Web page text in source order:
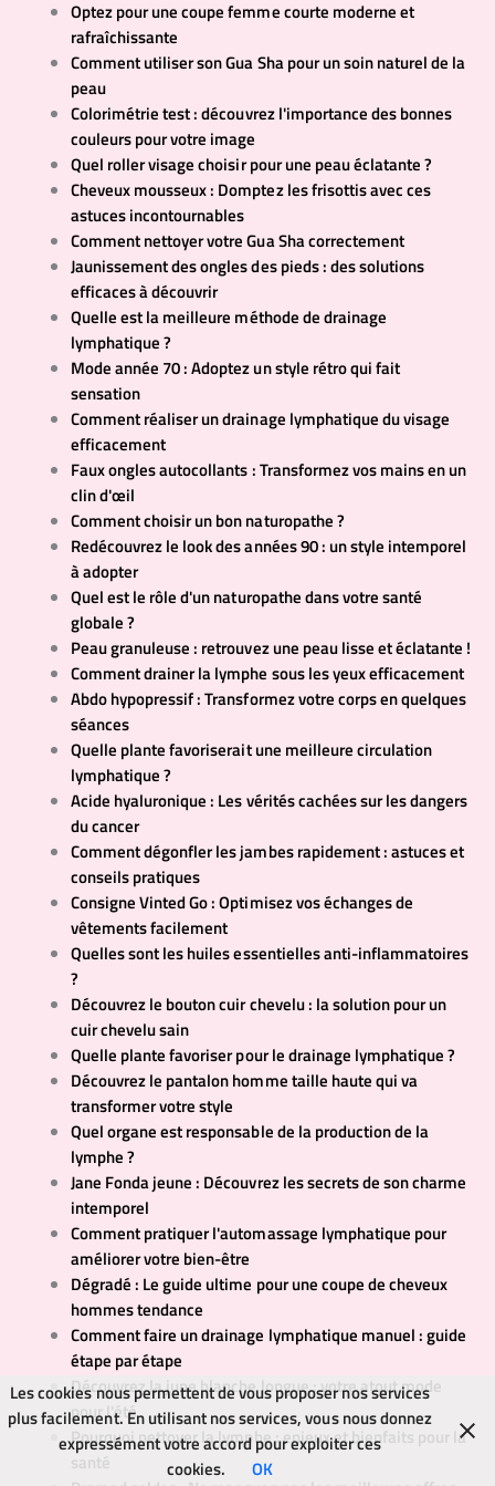
Optez pour une coupe femme courte moderne et
rafraîchissante
Comment utiliser son Gua Sha pour un soin naturel de la
peau
Colorimétrie test : découvrez l'importance des bonnes
couleurs pour votre image
Quel roller visage choisir pour une peau éclatante ?
Cheveux mousseux : Domptez les frisottis avec ces
astuces incontournables
Comment nettoyer votre Gua Sha correctement
Jaunissement des ongles des pieds : des solutions
efficaces à découvrir
Quelle est la meilleure méthode de drainage
lymphatique ?
Mode année 70 : Adoptez un style rétro qui fait
sensation
Comment réaliser un drainage lymphatique du visage
efficacement
Faux ongles autocollants : Transformez vos mains en un
clin d'œil
Comment choisir un bon naturopathe ?
Redécouvrez le look des années 90 : un style intemporel
à adopter
Quel est le rôle d'un naturopathe dans votre santé
globale ?
Peau granuleuse : retrouvez une peau lisse et éclatante !
Comment drainer la lymphe sous les yeux efficacement
Abdo hypopressif : Transformez votre corps en quelques
séances
Quelle plante favoriserait une meilleure circulation
lymphatique ?
Acide hyaluronique : Les vérités cachées sur les dangers
du cancer
Comment dégonfler les jambes rapidement : astuces et
conseils pratiques
Consigne Vinted Go : Optimisez vos échanges de
vêtements facilement
Quelles sont les huiles essentielles anti-inflammatoires
?
Découvrez le bouton cuir chevelu : la solution pour un
cuir chevelu sain
Quelle plante favoriser pour le drainage lymphatique ?
Découvrez le pantalon homme taille haute qui va
transformer votre style
Quel organe est responsable de la production de la
lymphe ?
Jane Fonda jeune : Découvrez les secrets de son charme
intemporel
Comment pratiquer l'automassage lymphatique pour
améliorer votre bien-être
Dégradé : Le guide ultime pour une coupe de cheveux
hommes tendance
Comment faire un drainage lymphatique manuel : guide
étape par étape
Découvrez la jupe blanche longue : votre atout mode
pour l'été
Pourquoi nettoyer la lymphe : enjeux et bienfaits pour la
santé
Les cookies nous permettent de vous proposer nos services
plus facilement. En utilisant nos services, vous nous donnez
expressément votre accord pour exploiter ces
cookies.
OK